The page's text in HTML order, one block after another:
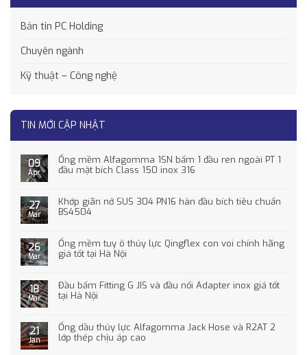
Bản tin PC Holding
Chuyên ngành
Kỹ thuật – Công nghệ
TIN MỚI CẬP NHẬT
09
Apr
Ống mềm Alfagomma 1SN bấm 1 đầu ren ngoài PT 1
đầu mặt bích Class 150 inox 316
27
Mar
Khớp giãn nở SUS 304 PN16 hàn đầu bích tiêu chuẩn
BS4504
26
Mar
Ống mềm tuy ô thủy lực Qingflex con voi chính hãng
giá tốt tại Hà Nội
18
Mar
Đầu bấm Fitting G JIS và đầu nối Adapter inox giá tốt
tại Hà Nội
21
Jan
Ống dầu thủy lực Alfagomma Jack Hose và R2AT 2
lớp thép chịu áp cao